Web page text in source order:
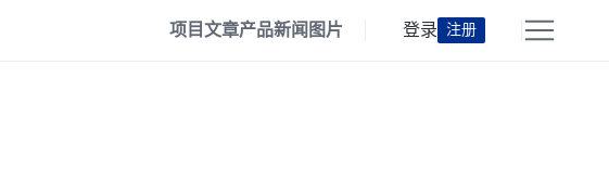
项目文章产品新闻 图片 登录 注册